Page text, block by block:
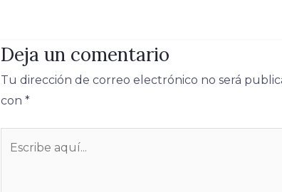
Deja un comentario
Tu dirección de correo electrónico no será
con *